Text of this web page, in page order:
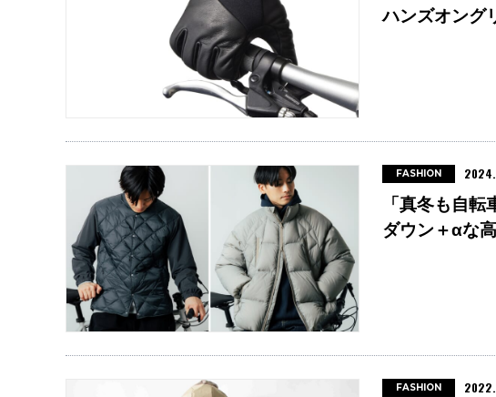
ハンズオング
「真冬も自
ダウン＋αな
FASHION
FASHION